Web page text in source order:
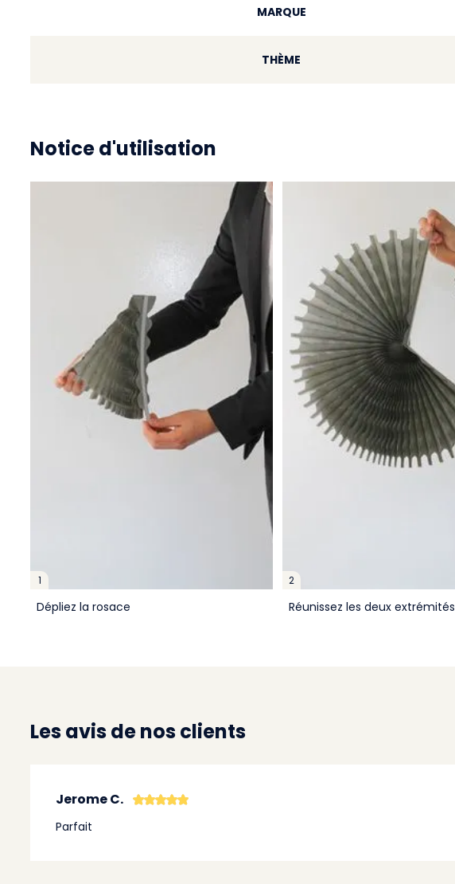
MARQUE
THÈME
Notice d'utilisation
1
Dépliez la rosace
2
Réunissez les deux extrémités
Les avis de nos clients
Jerome C.
Parfait